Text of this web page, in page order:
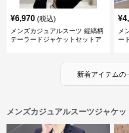
¥6,970 (税込)
メンズカジュアルスーツ 縦縞柄
テーラードジャケットセットア
¥
メ
ー
新着アイテムの
メンズカジュアルスーツジャケ